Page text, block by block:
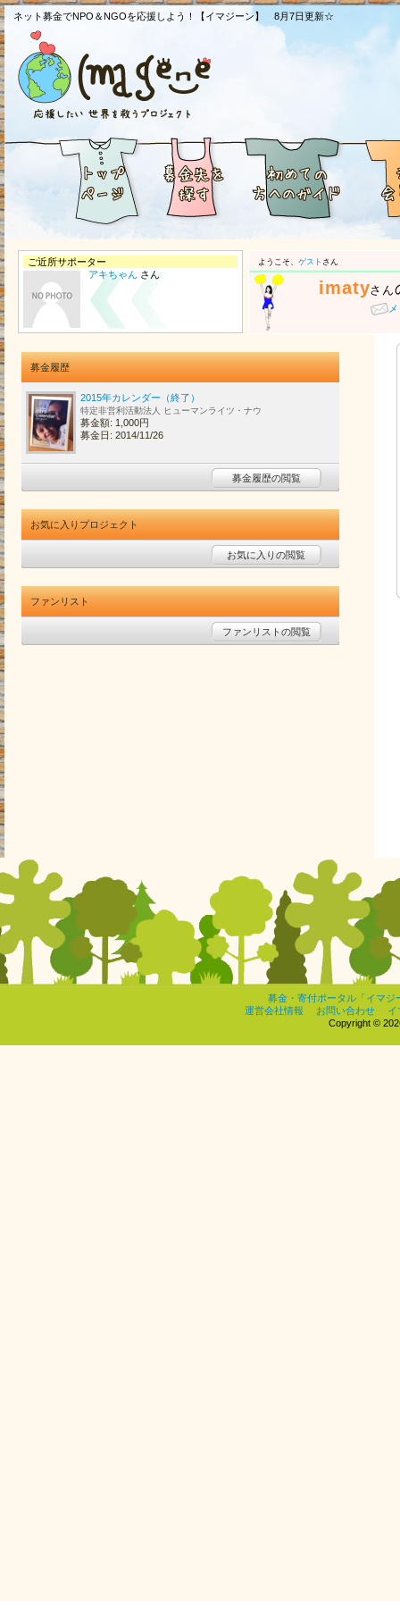
ネット募金でNPO＆NGOを応援しよう！【イマジーン】 8月7日更新☆
ご近所サポーター
アキちゃん さん
ようこそ、 ゲスト さん
imatyさん
募金履歴
2015年カレンダー（終了）
特定非営利活動法人 ヒューマンライツ・ナウ
募金額: 1,000円
募金日: 2014/11/26
募金履歴の閲覧
お気に入りプロジェクト
お気に入りの閲覧
ファンリスト
ファンリストの閲覧
募金・寄付ポータル「イマジ
運営会社情報
お問い合わせ
イ
Copyright ©